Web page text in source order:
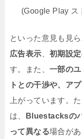
(Google Play ス
といった意見も見ら
広告表示 、初期設
す。また、 一部の
トとの干渉や、ア
上がっています。
は、
Bluestacksの
って異なる場合が